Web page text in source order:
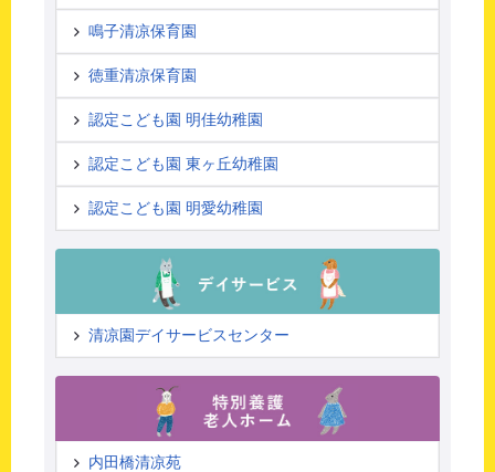
鳴子清凉保育園
徳重清凉保育園
認定こども園 明佳幼稚園
認定こども園 東ヶ丘幼稚園
認定こども園 明愛幼稚園
清凉園デイサービスセンター
内田橋清凉苑